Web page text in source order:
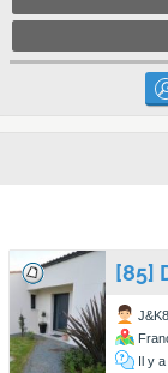
[85]
Il y